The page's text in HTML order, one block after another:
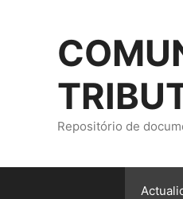
Repositório de